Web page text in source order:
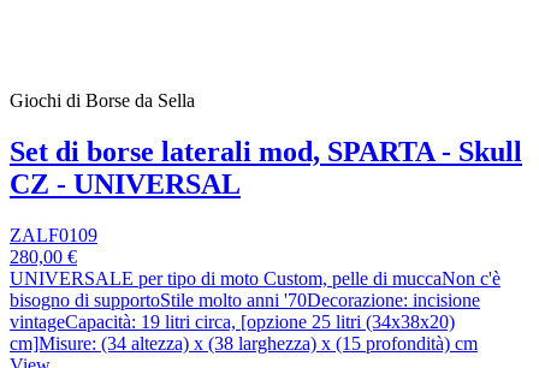
Giochi di Borse da Sella
Set di borse laterali mod, SPARTA - Skull
CZ - UNIVERSAL
ZALF0109
280,00 €
UNIVERSALE per tipo di moto Custom, pelle di muccaNon c'è
bisogno di supportoStile molto anni '70Decorazione: incisione
vintageCapacità: 19 litri circa, [opzione 25 litri (34x38x20)
cm]Misure: (34 altezza) x (38 larghezza) x (15 profondità) cm